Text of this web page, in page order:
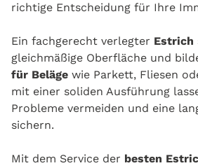
richtige Entscheidung für Ihre
Ein fachgerecht verlegter Estrich
gleichmäßige Oberfläche und
für Beläge wie Parkett, Fliesen
mit einer soliden Ausführung
Probleme vermeiden und eine
sichern.
Mit dem Service der besten